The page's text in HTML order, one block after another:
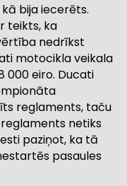
bija iecerēts.
teikts, ka
nedrīkst
motocikla veikala
000 eiro. Ducati
reglaments, taču
netiks
paziņot, ka tā
pasaules